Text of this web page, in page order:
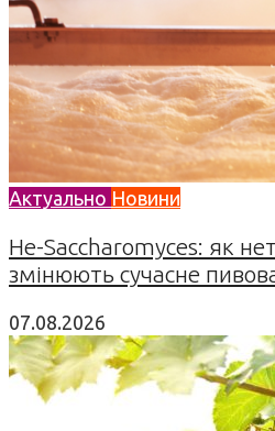
Актуально Новини
Не-Saccharomyces: як
змінюють сучасне
07.08.2026